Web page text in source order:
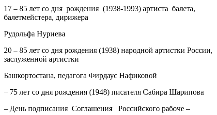
17 – 85 лет со дня рождения (1938-1993) артиста балета,
балетмейстера, дирижера
Рудольфа Нуриева
20 – 85 лет со дня рождения (1938) народной артистки России,
заслуженной артистки
Башкортостана, педагога Фирдаус Нафиковой
– 75 лет со дня рождения (1948) писателя Сабира Шарипова
– День подписания Соглашения Российского рабоче –